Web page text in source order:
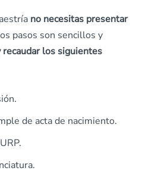
no necesitas presentar
pasos son sencillos y
los siguientes
de acta de nacimiento.